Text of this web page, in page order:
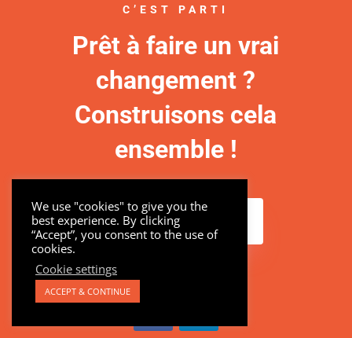
C’EST PARTI
Prêt à faire un vrai
changement ?
Construisons cela
ensemble !
FAISONS CELA
We use "cookies" to give you the
best experience. By clicking
“Accept”, you consent to the use of
cookies.
Cookie settings
ACCEPT & CONTINUE